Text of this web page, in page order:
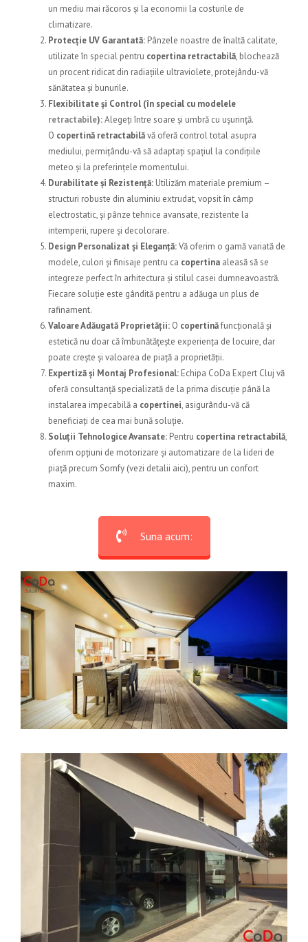
un mediu mai răcoros și la economii la costurile de
climatizare.
Protecție UV Garantată: Pânzele noastre de înaltă calitate,
utilizate în special pentru copertina retractabilă, blochează
un procent ridicat din radiațiile ultraviolete, protejându-vă
sănătatea și bunurile.
Flexibilitate și Control (în special cu modelele
retractabile):Alegeți între soare și umbră cu ușurință.
O copertină retractabilăvă oferă control total asupra
mediului, permițându-vă să adaptați spațiul la condițiile
meteo și la preferințele momentului.
Durabilitate și Rezistență: Utilizăm materiale premium –
structuri robuste din aluminiu extrudat, vopsit în câmp
electrostatic, și pânze tehnice avansate, rezistente la
intemperii, rupere și decolorare.
Design Personalizat și Eleganță:Vă oferim o gamă variată de
modele, culori și finisaje pentru ca copertina aleasă să se
integreze perfect în arhitectura și stilul casei dumneavoastră.
Fiecare soluție este gândită pentru a adăuga un plus de
rafinament.
Valoare Adăugată Proprietății: O copertinăfuncțională și
estetică nu doar că îmbunătățește experiența de locuire, dar
poate crește și valoarea de piață a proprietății.
Expertiză și Montaj Profesional: Echipa CoDa Expert Cluj vă
oferă consultanță specializată de la prima discuție până la
instalarea impecabilă a copertinei, asigurându-vă că
beneficiați de cea mai bună soluție.
Soluții Tehnologice Avansate: Pentru copertina retractabilă,
oferim opțiuni de motorizare și automatizare de la lideri de
piață precum Somfy (vezi detalii aici), pentru un confort
maxim.
Suna acum: